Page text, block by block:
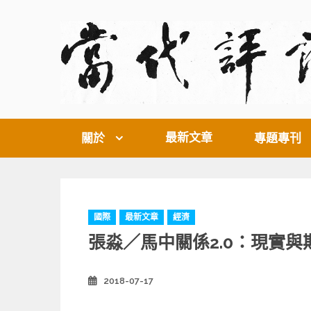
關於 最新文章 專題專刊
C
a
t
o
國際 最新文章 經濟
張淼／馬中關係2.0：現實與
2018-07-17